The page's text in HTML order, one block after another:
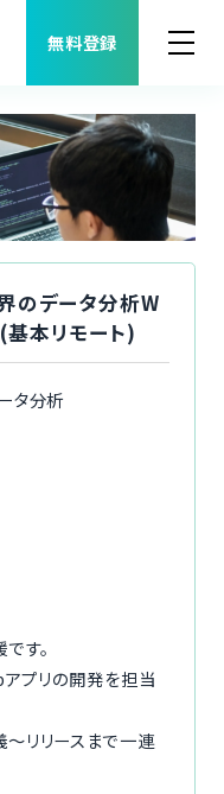
無料登録
のデータ分析W
本リモート)
タ分析
す。
プリの開発を担当
～リリースまで一連